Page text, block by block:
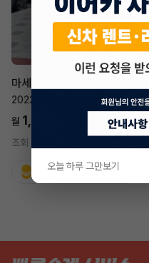
마세라티 르반떼
2022년
2.0 Hybrid GT
월 1,697,700 24개월
조회 711
지원금31,860,000원
오늘 하루 그만보기